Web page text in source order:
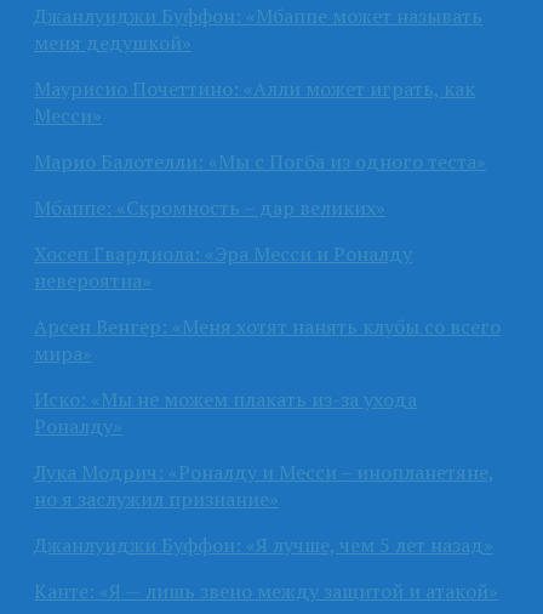
Джанлуиджи Буффон: «Мбаппе может называть
меня дедушкой»
Маурисио Почеттино: «Алли может играть, как
Месси»
Марио Балотелли: «Мы с Погба из одного теста»
Мбаппе: «Скромность – дар великих»
Хосеп Гвардиола: «Эра Месси и Роналду
невероятна»
Арсен Венгер: «Меня хотят нанять клубы со всего
мира»
Иско: «Мы не можем плакать из-за ухода
Роналду»
Лука Модрич: «Роналду и Месси – инопланетяне,
но я заслужил признание»
Джанлуиджи Буффон: «Я лучше, чем 5 лет назад»
Канте: «Я — лишь звено между защитой и атакой»